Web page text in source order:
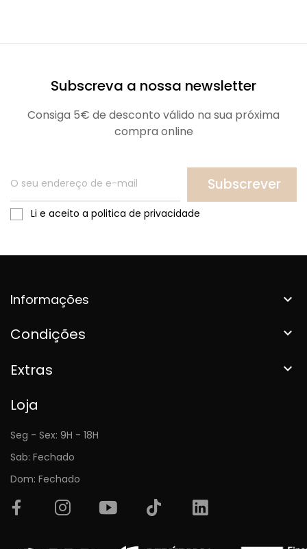
Subscreva a nossa newsletter
Consiga 5€ de desconto válido na sua próxima
compra online
Subscrever
Li e aceito a politica de privacidade
Informações 
Condições 
Extras 
Loja
Seg - Sex: 9H - 18H
Sab: Fechado
Dom: Fechado